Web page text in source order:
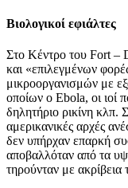
Βιολογικοί εφιάλτες
Στο Κέντρο του Fort –
και «επιλεγμένων
μικροοργανισμών με
οποίων ο Ebola, οι ιοί
δηλητήριο ρικίνη
αμερικανικές αρχές
δεν υπήρχαν επαρκή
αποβαλλόταν από τα
τηρούνταν με